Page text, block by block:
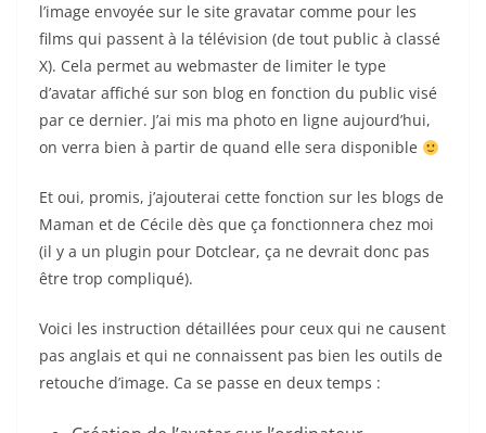
l’image envoyée sur le site gravatar comme pour les
films qui passent à la télévision (de tout public à classé
X). Cela permet au webmaster de limiter le type
d’avatar affiché sur son blog en fonction du public visé
par ce dernier. J’ai mis ma photo en ligne aujourd’hui,
on verra bien à partir de quand elle sera disponible
Et oui, promis, j’ajouterai cette fonction sur les blogs de
Maman et de Cécile dès que ça fonctionnera chez moi
(il y a un plugin pour Dotclear, ça ne devrait donc pas
être trop compliqué).
Voici les instruction détaillées pour ceux qui ne causent
pas anglais et qui ne connaissent pas bien les outils de
retouche d’image. Ca se passe en deux temps :